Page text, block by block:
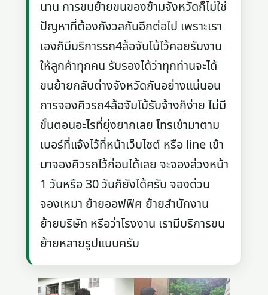
นาน การขนย้ายขนของข้ามจังหวัดก็ไม่ใช่
ปัญหาที่ต้องกังวลกันอีกต่อไป เพราะเรา
เองก็มีบริการรถ4ล้อจับโบ้ไว้คอยรับงาน
ให้ลูกค้าทุกคน รับรองได้ว่าทุกท่านจะได้
ขนย้ายกลับต่างจังหวัดกันอย่างแน่นอน
การจองคิวรถ4ล้อจัมโบ้รับจ้างก็ง่าย ไม่มี
ขั้นตอนอะไรที่ยุ่งยากเลย โทรเข้ามาตาม
เบอร์ที่แจ้งไว้ที่หน้าเว็บไซต์ หรือ line เข้า
มาจองคิวรถไว้ก่อนได้เลย จะจองล่วงหน้า
1 วันหรือ 30 วันก็ยังได้ครับ จองด่วน
จองเหมา ย้ายออฟฟิศ ย้ายสำนักงาน
ย้ายบริษัท หรือว่าโรงงาน เรามีบริการขน
ย้ายหลายรูปแบบครับ